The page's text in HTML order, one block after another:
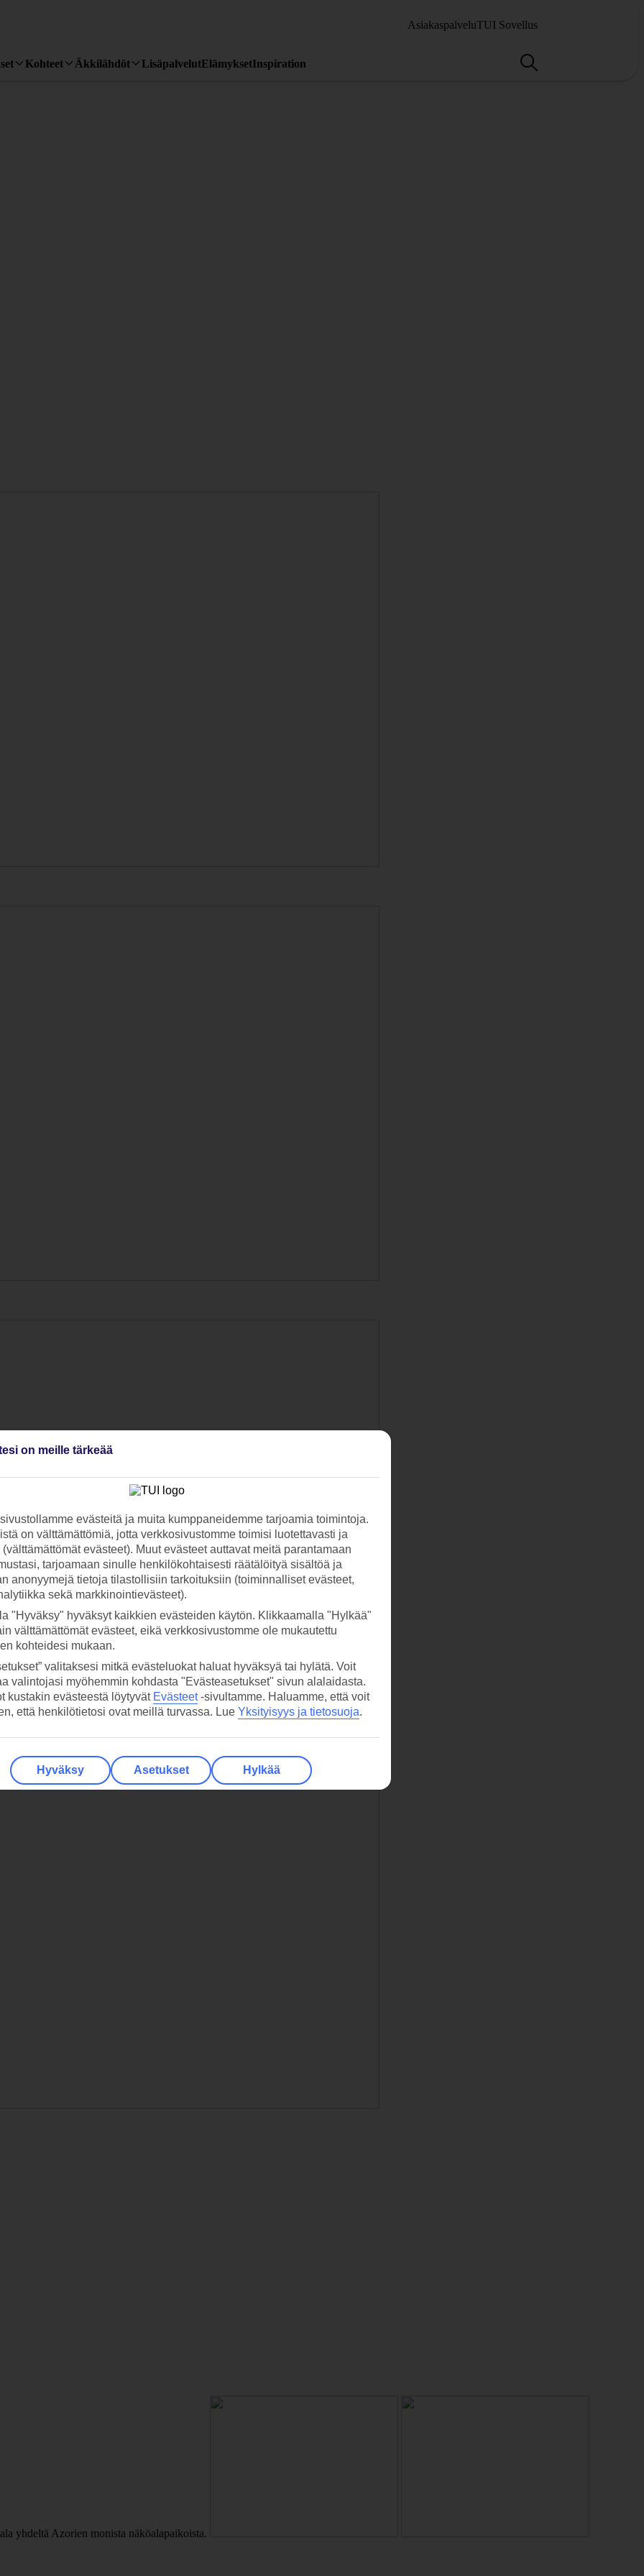
AsiakaspalveluTUI Sovellus
Kohteet Äkkilähdöt LisäpalvelutElämyksetInspiration
on meille tärkeää
evästeitä ja muita kumppaneidemme tarjoamia toimintoja.
on välttämättömiä, jotta verkkosivustomme toimisi luotettavasti ja
evästeet). Muut evästeet auttavat meitä parantamaan
tarjoamaan sinulle henkilökohtaisesti räätälöityä sisältöä ja
anonyymejä tietoja tilastollisiin tarkoituksiin (toiminnalliset evästeet,
sekä markkinointievästeet).
"Hyväksy" hyväksyt kaikkien evästeiden käytön. Klikkaamalla "Hylkää"
välttämättömät evästeet, eikä verkkosivustomme ole mukautettu
kohteidesi mukaan.
valitaksesi mitkä evästeluokat haluat hyväksyä tai hylätä. Voit
valintojasi myöhemmin kohdasta "Evästeasetukset" sivun alalaidasta.
kustakin evästeestä löytyvät Evästeet-sivultamme. Haluamme, että voit
että henkilötietosi ovat meillä turvassa. Lue Yksityisyys ja tietosuoja.
Hyväksy Asetukset Hylkää